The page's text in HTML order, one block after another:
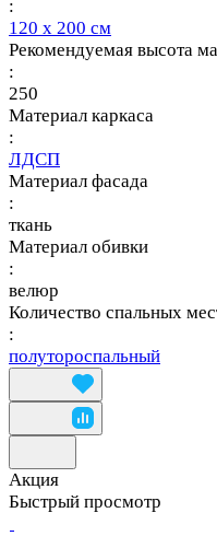
:
120 х 200 см
Рекомендуемая высота
:
250
Материал каркаса
:
ЛДСП
Материал фасада
:
ткань
Материал обивки
:
велюр
Количество спальных
:
полутороспальный
Акция
Быстрый просмотр